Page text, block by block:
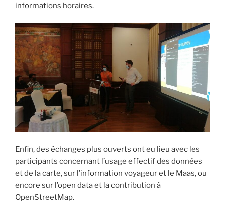
informations horaires.
Enfin, des échanges plus ouverts ont eu lieu avec les
participants concernant l’usage effectif des données
et de la carte, sur l’information voyageur et le Maas, ou
encore sur l’open data et la contribution à
OpenStreetMap.